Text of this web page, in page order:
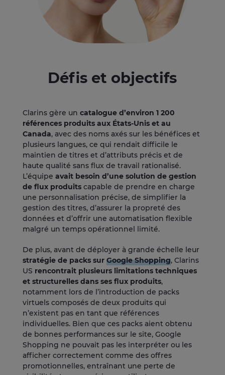
Défis et objectifs
Clarins gère un catalogue d’environ 1 200
références produits aux États-Unis et au
Canada, avec des noms axés sur les bénéfices et
plusieurs langues, ce qui rendait difficile le
maintien de titres et d’attributs précis et de
haute qualité sans flux de travail rationalisé.
L’équipe avait besoin d’une solution de gestion
de flux produitscapable de prendre en charge
une personnalisation précise, de simplifier la
gestion des titres, d’assurer la propreté des
données et d’offrir une automatisation flexible
malgré un temps opérationnel limité.
De plus, avant de déployer à grande échelle leur
stratégie de packs sur Google Shopping, Clarins
US rencontrait plusieurs limitations techniques
et structurelles dans ses flux produits,
notamment lors de l’introduction de packs
virtuels composés de deux produits qui
n’existent pas en tant que références
individuelles. Bien que ces packs aient obtenu
de bonnes performances sur le site, Google
Shopping ne pouvait pas les interpréter ou les
afficher correctement comme des offres
promotionnelles, entraînant une perte de